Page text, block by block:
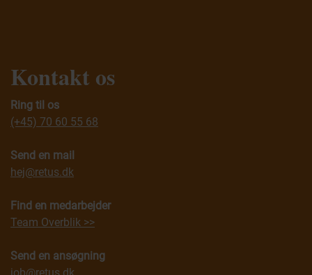
Kontakt os
Ring til os
(+45) 70 60 55 68
Send en mail
hej@retus.dk
Find en medarbejder
Team Overblik >>
Send en ansøgning